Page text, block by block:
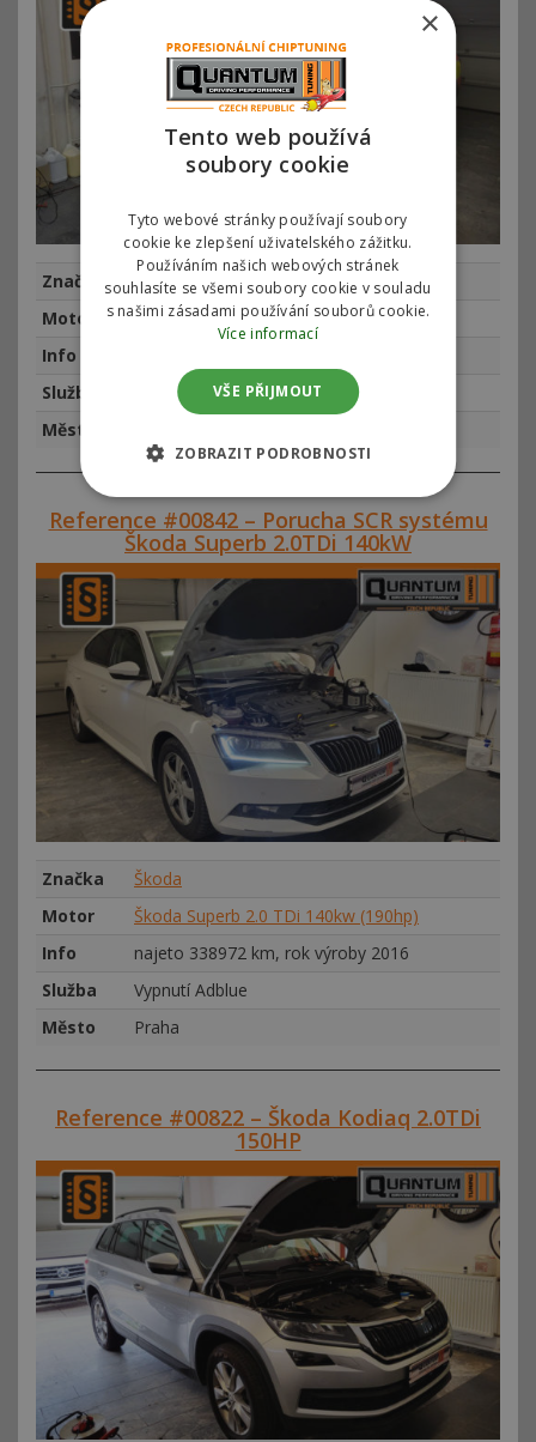
Značka
Škoda
Motor
Škoda Octavia 2.0TDi 110kw (150hp)
Info
Služba
Chiptuning
Město
Reference #00842 – Porucha SCR systému
Škoda Superb 2.0TDi 140kW
Značka
Škoda
Motor
Škoda Superb 2.0 TDi 140kw (190hp)
Info
najeto 338972 km, rok výroby 2016
Služba
Vypnutí Adblue
Město
Praha
Reference #00822 – Škoda Kodiaq 2.0TDi
150HP
×
Tento web používá
soubory cookie
Tyto webové stránky používají soubory
cookie ke zlepšení uživatelského zážitku.
Používáním našich webových stránek
souhlasíte se všemi soubory cookie v souladu
s našimi zásadami používání souborů cookie.
Více informací
VŠE PŘIJMOUT
ZOBRAZIT PODROBNOSTI